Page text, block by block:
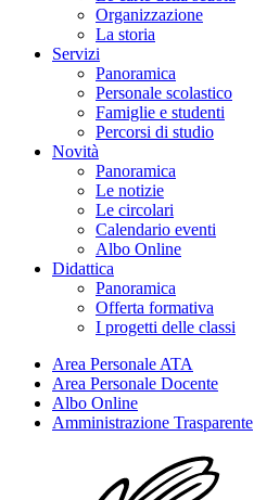
Organizzazione
La storia
Servizi
Panoramica
Personale scolastico
Famiglie e studenti
Percorsi di studio
Novità
Panoramica
Le notizie
Le circolari
Calendario eventi
Albo Online
Didattica
Panoramica
Offerta formativa
I progetti delle classi
Area Personale ATA
Area Personale Docente
Albo Online
Amministrazione Trasparente